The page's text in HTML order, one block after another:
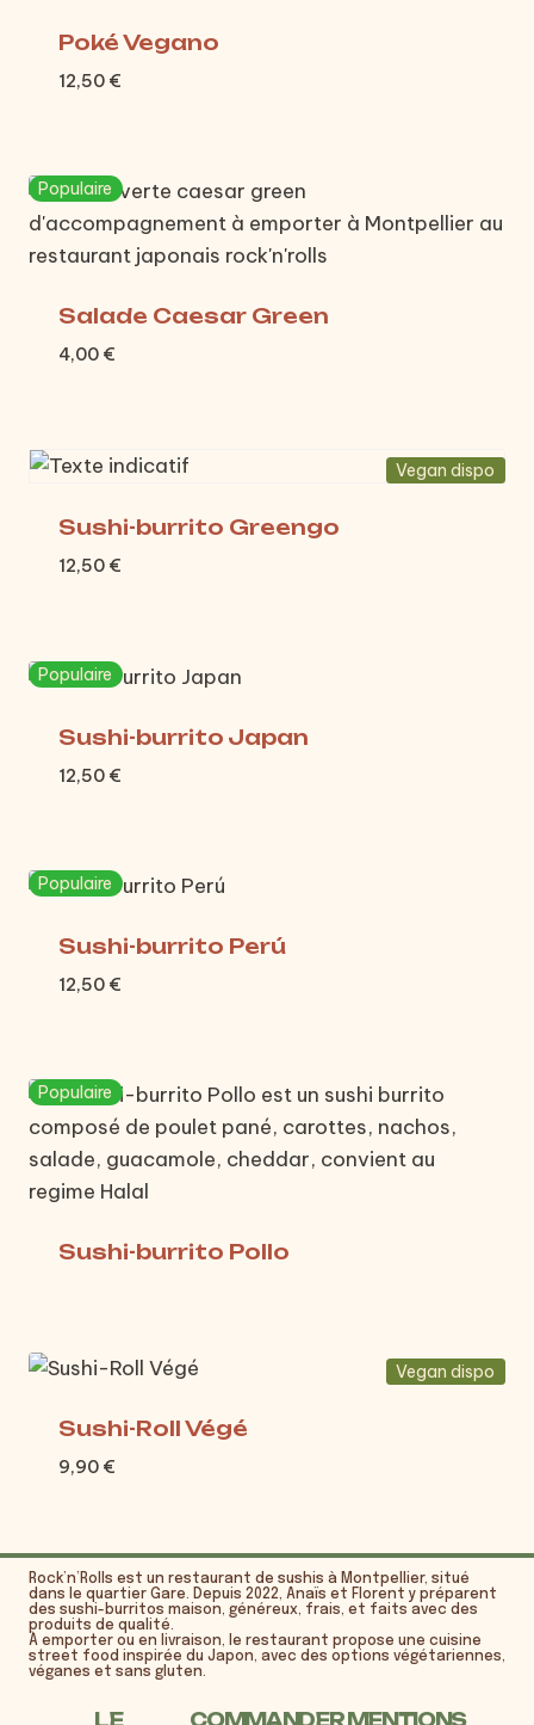
Poké Vegano
12,50 €
Populaire
Salade Caesar Green
4,00 €
Vegan dispo
Sushi-burrito Greengo
12,50 €
Populaire
Sushi-burrito Japan
12,50 €
Populaire
Sushi-burrito Perú
12,50 €
Populaire
Sushi-burrito Pollo
Vegan dispo
Sushi-Roll Végé
9,90 €
Rock’n’Rolls est un restaurant de sushis à Montpellier, situé
dans le quartier Gare. Depuis 2022, Anaïs et Florent y préparent
des sushi-burritos maison, généreux, frais, et faits avec des
produits de qualité.
À emporter ou en livraison, le restaurant propose une cuisine
street food inspirée du Japon, avec des options végétariennes,
véganes et sans gluten.
LE COMMANDERMENTIONS